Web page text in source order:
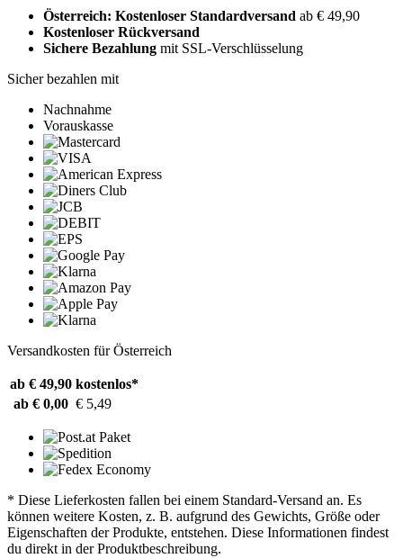
Österreich: Kostenloser Standardversand ab € 49,90
Kostenloser Rückversand
Sichere Bezahlung mit SSL-Verschlüsselung
Sicher bezahlen mit
Nachnahme
Vorauskasse
Versandkosten für Österreich
ab € 49,90 kostenlos*
ab € 0,00 € 5,49
* Diese Lieferkosten fallen bei einem Standard-Versand an. Es
können weitere Kosten, z. B. aufgrund des Gewichts, Größe oder
Eigenschaften der Produkte, entstehen. Diese Informationen findest
du direkt in der Produktbeschreibung.